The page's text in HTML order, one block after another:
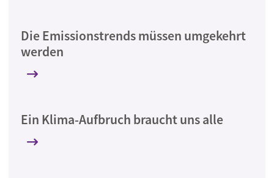
Die Emissionstrends müssen umgekehrt
werden
Ein Klima-Aufbruch braucht uns alle